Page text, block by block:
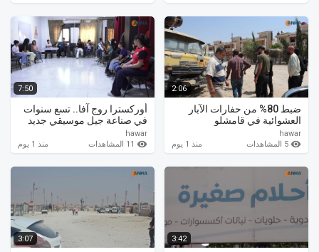
2:06
ضبط 80% من حفارات الآبار
العشوائية في قامشلو
hawar
منذ 1 يوم
7:50
أوركسترا روج آفا.. تسع سنوات
في صناعة جيل موسيقي جديد
hawar
منذ 1 يوم
3:42
3:07